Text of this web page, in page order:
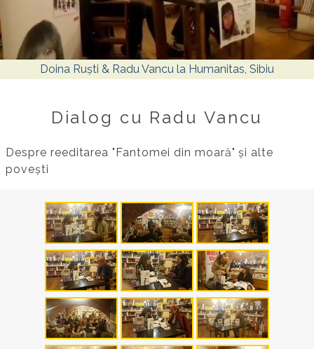
Doina Ruști & Radu Vancu la Humanitas, Sibiu
Dialog cu Radu Vancu
Despre reeditarea "Fantomei din moară" și alte
povești